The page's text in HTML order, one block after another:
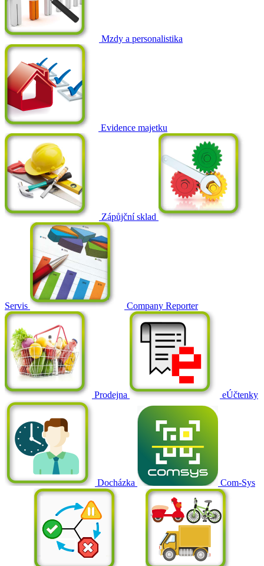
Mzdy a personalistika
Evidence majetku
Zápůjční sklad
Servis Company Reporter
Prodejna eÚčtenky
Docházka Com-Sys